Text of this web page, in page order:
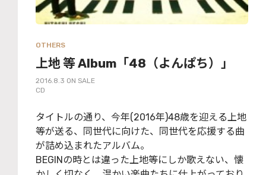
OTHERS
上地 等 Album「48（よんぱち）」
2016.8.3 ON SALE
CD
タイトルの通り、今年(2016年)48歳を迎える上地
等が送る、同世代に向けた、同世代を応援する曲
が詰め込まれたアルバム。
BEGINの時とは違った上地等にしか歌えない、懐